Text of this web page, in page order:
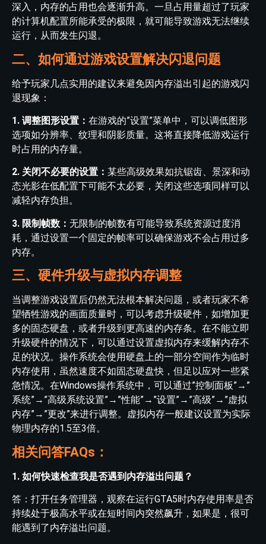
深入，内存的占用也会逐渐升高。一旦占用量超过了玩家
的计算机配置所能承受的极限，就可能导致游戏无法继续
运行，从而发生闪退。
二、如何通过游戏设置解决闪退问题
给予玩家几点实用的建议来避免因内存溢出引起的游戏闪
退现象：
1. 调整图形设置： 在游戏的”设置”菜单中，可以调低图形
选项如分辨率、纹理和阴影质量。这将直接降低游戏运行
时占用的内存量。
2. 关闭不必要的设置： 某些高级效果如抗锯齿、景深和动
态光影在低配置下可能不太必要，关闭这些选项同样可以
减轻内存负担。
3. 限制帧数： 无限制的帧数有可能导致系统资源过度消
耗，通过设置一个固定的帧率可以确保游戏不会占用过多
内存。
三、硬件升级与虚拟内存调整
当调整游戏设置后仍然无法根本解决问题，或者玩家不希
望牺牲游戏的画面质量时，可以考虑升级硬件，如增加更
多的固态硬盘，或者升级到更高速的内存条。在不能立即
升级硬件的情况下，可以通过设置虚拟内存来缓解内存不
足的状况。操作系统会使用硬盘上的一部分空间作为临时
内存使用，虽然速度不如固态硬盘快，但足以应对一些紧
急情况。在Windows操作系统中，可以通过”控制面板”→”
系统”→”高级系统设置”→”性能”→”设置”→”高级”→”虚拟
内存”→”更改”来进行调整。虚拟内存一般建议设置为实际
物理内存的1.5至3倍。
相关问答FAQs：
1. 如何快速检查我是否遇到内存溢出问题？
答：打开任务管理器，观察在运行GTA5时内存使用率是否
持续处于极高水平或在短时间内突然飙升，如果是，很可
能遇到了内存溢出问题。